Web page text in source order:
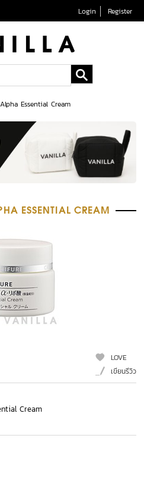
Login Register
Essential Cream
ESSENTIAL CREAM
LOVE
เขียนรีวิว
Cream